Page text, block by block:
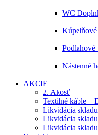
WC
Podlahové
Nástenné
AKCIE
2. Akosť
Textilné káble –
Likvidácia
Likvidácia
Likvidácia skladu